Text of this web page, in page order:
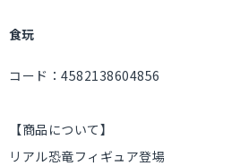
食玩
コード：4582138604856
【商品について】
リアル恐竜フィギュア登場